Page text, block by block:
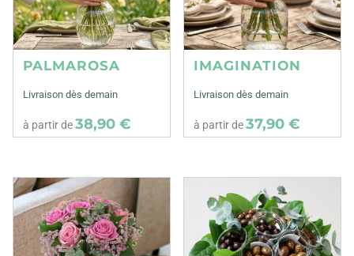
PALMAROSA
Livraison dès demain
à partir de38,90 €
IMAGINATION
Livraison dès demain
à partir de37,90 €